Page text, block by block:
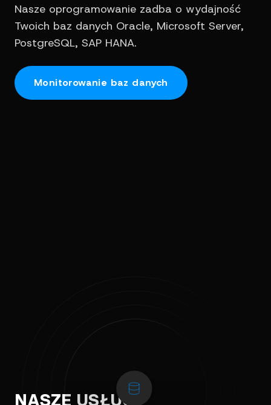
Nasze oprogramowanie zadba o wydajność
Twoich baz danych Oracle, Microsoft Server,
PostgreSQL, SAP HANA.
Monitorowanie baz danych
NASZE USŁUGI